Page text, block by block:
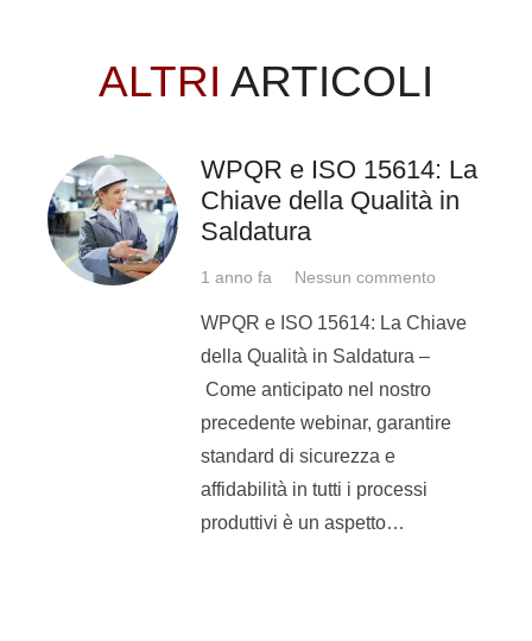
Come riconoscerli.
riconoscibili mediante segni grafici
elementari.G
razie ad essi è possibile
trasmettere all’operatore la geometria
del cianfrino da realizzare, ma allo
stesso tempo anche il tipo di
saldatura, evidenziando così se si
tratta di un giunto d’angolo, testa a
testa, o ancoraT-jointooverlap
La norma prevede che, in prossimità
della saldatura, vi sia una freccia che
ALTRI ARTICOLI
WPQR e ISO 15614: La
Chiave della Qualità in
Saldatura
1 anno fa Nessun commento
WPQR e ISO 15614: La Chiave
della Qualità in Saldatura –
Come anticipato nel nostro
precedente webinar, garantire
standard di sicurezza e
affidabilità in tutti i processi
produttivi è un aspetto…